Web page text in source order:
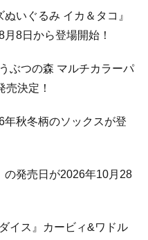
いぐるみ イカ＆タコ』
8日から登場開始！
ぶつの森 マルチカラーパ
決定！
年秋冬柄のソックスが登
の発売日が2026年10月28
イス』カービィ&ワドル